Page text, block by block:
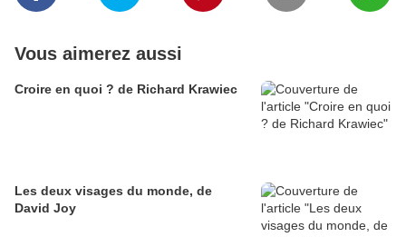
Vous aimerez aussi
Croire en quoi ? de Richard Krawiec
Les deux visages du monde, de
David Joy